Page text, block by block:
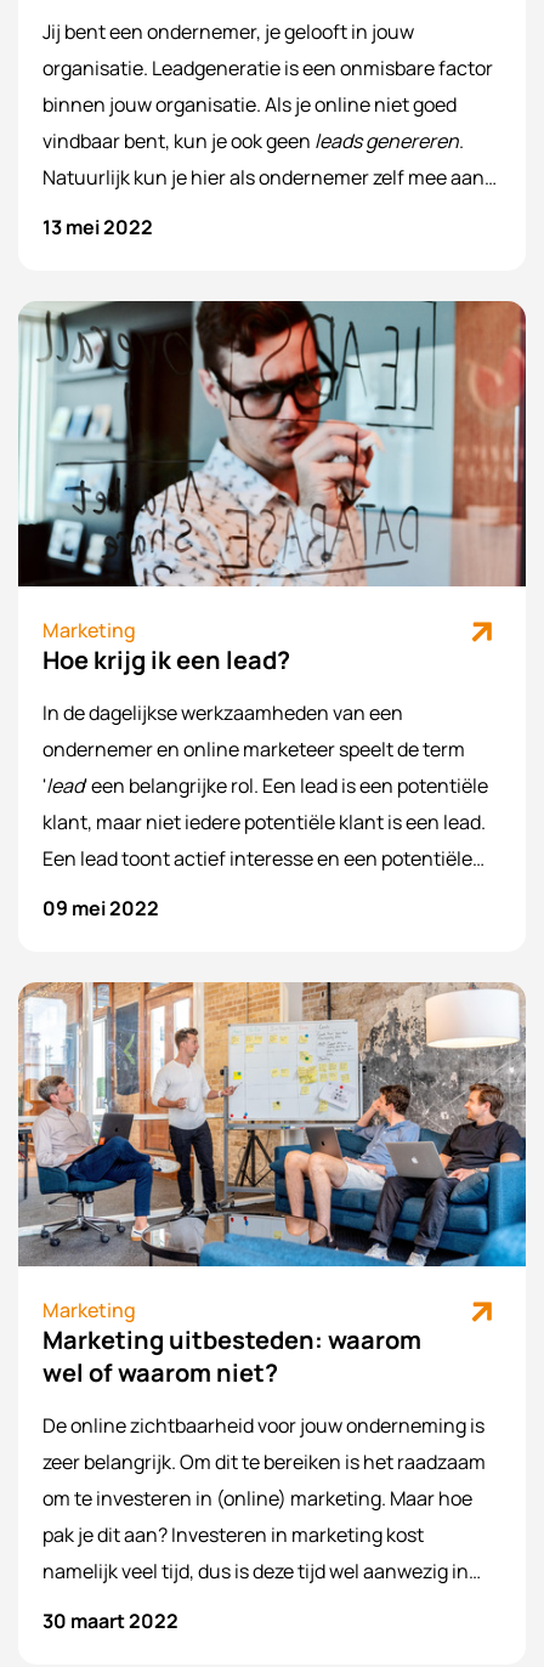
Jij bent een ondernemer, je gelooft in jouw
organisatie. Leadgeneratie is een onmisbare factor
binnen jouw organisatie. Als je online niet goed
vindbaar bent, kun je ook geen leads genereren.
Natuurlijk kun je hier als ondernemer zelf mee aan
de slag en delen wij daarom graag ook onze tips en
WebSentiment. Zo kun jij je focussen op jouw
onderneming en zorgen wij voor meer leads
genereren.
13 mei 2022
Marketing
Hoe krijg ik een lead?
In de dagelijkse werkzaamheden van een
ondernemer en online marketeer speelt de term
'lead' een belangrijke rol. Een lead is een potentiële
klant, maar niet iedere potentiële klant is een lead.
Een lead toont actief interesse en een potentiële
klant doet dat niet altijd. Wait, what?! Snap jij het
09 mei 2022
Marketing
Marketing uitbesteden: waarom
wel of waarom niet?
De online zichtbaarheid voor jouw onderneming is
zeer belangrijk. Om dit te bereiken is het raadzaam
om te investeren in (online) marketing. Maar hoe
pak je dit aan? Investeren in marketing kost
namelijk veel tijd, dus is deze tijd wel aanwezig in
jouw organisatie om hierop te focussen? Wellicht is
30 maart 2022